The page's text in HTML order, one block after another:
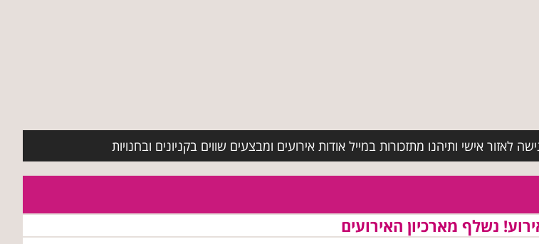
לאזור אישי ותיהנו מתזכורות במייל אודות אירועים ומבצעים שווים בקניונים ובחנויות
נשלף מארכיון האירועים